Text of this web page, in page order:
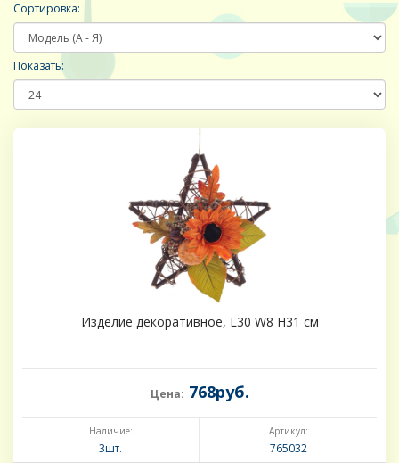
Сортировка:
Показать:
Изделие декоративное, L30 W8 H31 см
Цена: 768руб.
Наличие:
3шт.
Артикул:
765032